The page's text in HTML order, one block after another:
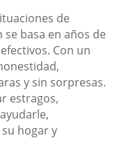
de
basa en años de
Con un
y sin sorpresas.
estragos,
hogar y